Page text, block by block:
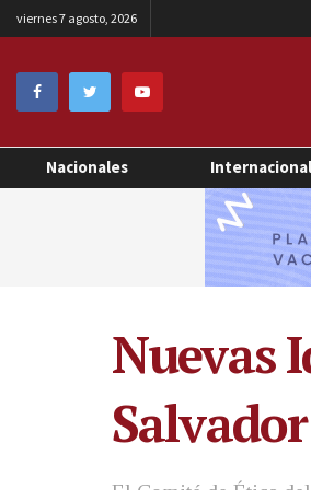
viernes 7 agosto, 2026
Nacionales
Nuevas